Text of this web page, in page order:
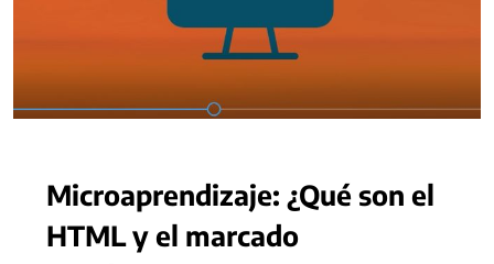
Microaprendizaje: ¿Qué son el
HTML y el marcado